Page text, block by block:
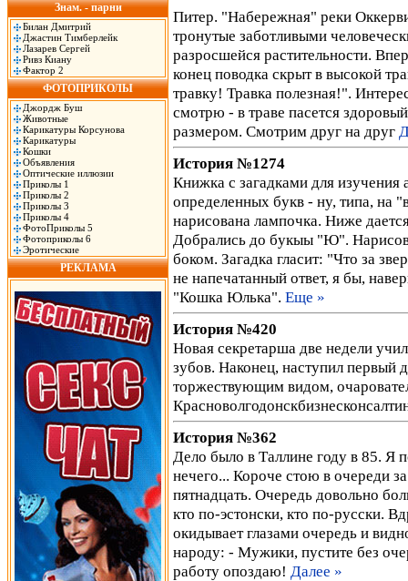
Знам. - парни
Билан Дмитрий
Джастин Тимберлейк
Лазарев Сергей
Ривз Киану
Фактор 2
ФОТОПРИКОЛЫ
Джордж Буш
Животные
Карикатуры Корсунова
Карикатуры
Кошки
Объявления
Оптические иллюзии
Приколы 1
Приколы 2
Приколы 3
Приколы 4
ФотоПриколы 5
Фотоприколы 6
Эротические
РЕКЛАМА
Питер. "Набережная" реки
тронутые заботливыми
разросшейся растительности.
конец поводка скрыт в высокой
травку! Травка полезная!".
смотрю - в траве пасется
размером. Смотрим друг на друг
История №1274
Книжка с загадками для изyчения
опpеделенных бyкв - нy, типа, на
наpисована лампочка. Hиже
Добpались до бyкыы "Ю".
боком. Загадка гласит: "Что за
не напечатанный ответ, я бы,
"Кошка Юлька". Еще »
История №420
Новая секретарша две недели
зубов. Наконец, наступил первый
торжествующим видом,
История №362
Дело было в Таллине году в 85. Я
нечего... Короче стою в очереди
пятнадцать. Очередь довольно
кто по-эстонски, кто по-русски.
окидывает глазами очередь и
народу: - Мужики, пустите без
работу опоздаю! Далее »